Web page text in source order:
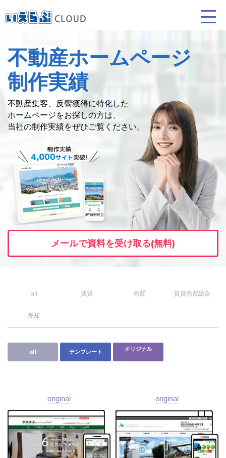
賃貸仲介
業務向け機能
売買仲介 賃貸管理
ホームページ制作について プラン紹介･制作の流れ
ユーザーインタビュー ホームページ制作実績
特長 サービス一覧 プラン
不動産ホームページ
制作実績
不動産集客、反響獲得に特化した
ホームページをお探しの方は、
当社の制作実績をぜひご覧ください。
メールで資料を受け取る(無料)
all 賃貸 売買 賃貸売買総合
売却
all テンプレート オリジナル
original original